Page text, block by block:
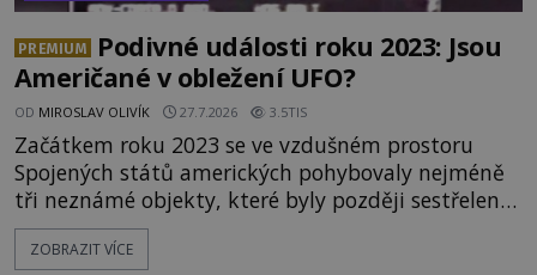
PREMIUM
Podivné události roku 2023: Jsou
Američané v obležení UFO?
OD MIROSLAV OLIVÍK 27.7.2026 3.5TIS
Začátkem roku 2023 se ve vzdušném prostoru
Spojených států amerických pohybovaly nejméně
tři neznámé objekty, které byly později sestřeleny.
Do dnešních dnů nebyly trosky těchto létajících
těles objeveny. Je možné, že šlo o nějaké nové
ZOBRAZIT VÍCE